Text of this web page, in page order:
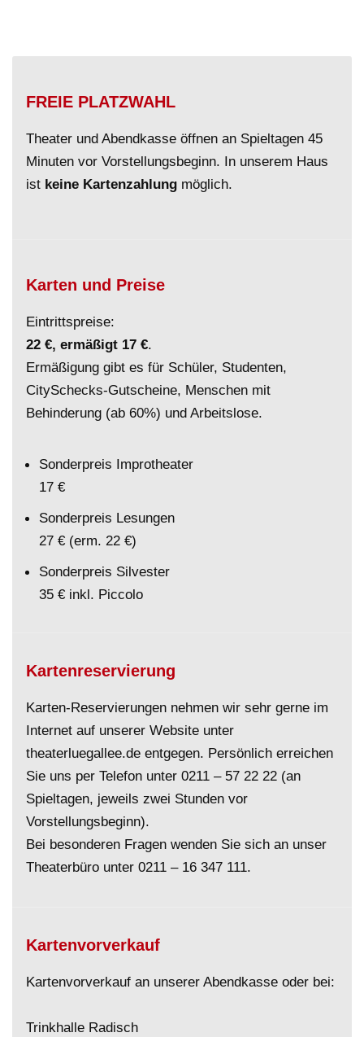
FREIE PLATZWAHL
Theater und Abendkasse öffnen an Spieltagen 45
Minuten vor Vorstellungsbeginn. In unserem Haus
ist keine Kartenzahlung möglich.
Karten und Preise
Eintrittspreise:
22 €, ermäßigt 17 €.
Ermäßigung gibt es für Schüler, Studenten,
CitySchecks-Gutscheine, Menschen mit
Behinderung (ab 60%) und Arbeitslose.
Sonderpreis Improtheater
17 €
Sonderpreis Lesungen
27 € (erm. 22 €)
Sonderpreis Silvester
35 € inkl. Piccolo
Kartenreservierung
Karten-Reservierungen nehmen wir sehr gerne im
Internet auf unserer Website unter
theaterluegallee.de entgegen. Persönlich erreichen
Sie uns per Telefon unter0211 – 57 22 22 (an
Spieltagen, jeweils zwei Stunden vor
Vorstellungsbeginn).
Bei besonderen Fragen wenden Sie sich an unser
Theaterbüro unter0211 – 16 347 111.
Kartenvorverkauf
Kartenvorverkauf an unserer Abendkasse oder bei:
Trinkhalle Radisch